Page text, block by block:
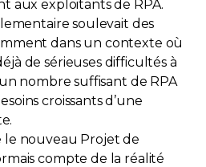
aux exploitants de RPA.
soulevait des
dans un contexte où
de sérieuses difficultés à
nombre suffisant de RPA
croissants d’une
le nouveau Projet de
compte de la réalité